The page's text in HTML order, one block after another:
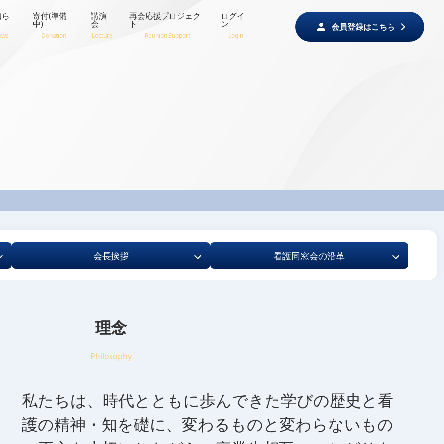
寄付(準備
中)
Donation
講演
会
Lecture
再会応援プロジェク
ト
Reunion Support
ログイ
ン
Login
会員登録はこちら
会長挨拶 看護同窓会の沿革
理念
Philosophy
私たちは、時代とともに歩んできた学びの歴史と看
護の精神・知を礎に、変わるものと変わらないもの